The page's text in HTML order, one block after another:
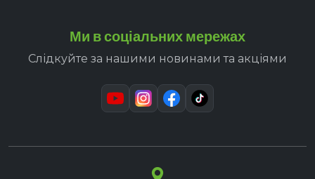
Ми в соціальних мережах
Слідкуйте за нашими новинами та акціями